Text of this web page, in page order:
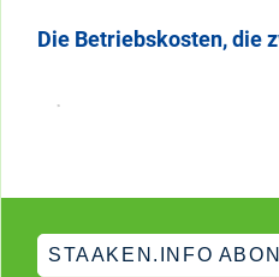
Die Betriebskosten, die
STAAKEN.INFO